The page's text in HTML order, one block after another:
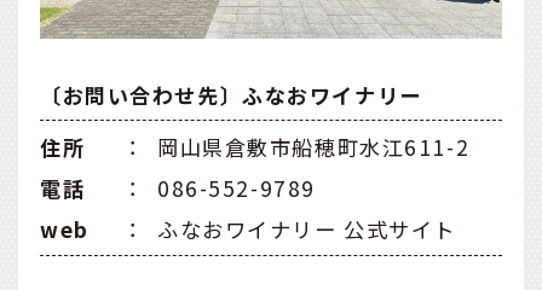
〔お問い合わせ先〕ふなおワイナリー
住所
：
岡山県倉敷市船穂町水江611-2
電話
：
086-552-9789
web
： ふなおワイナリー 公式サイト